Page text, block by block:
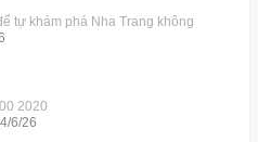
tự khám phá Nha Trang không
2020
6/26